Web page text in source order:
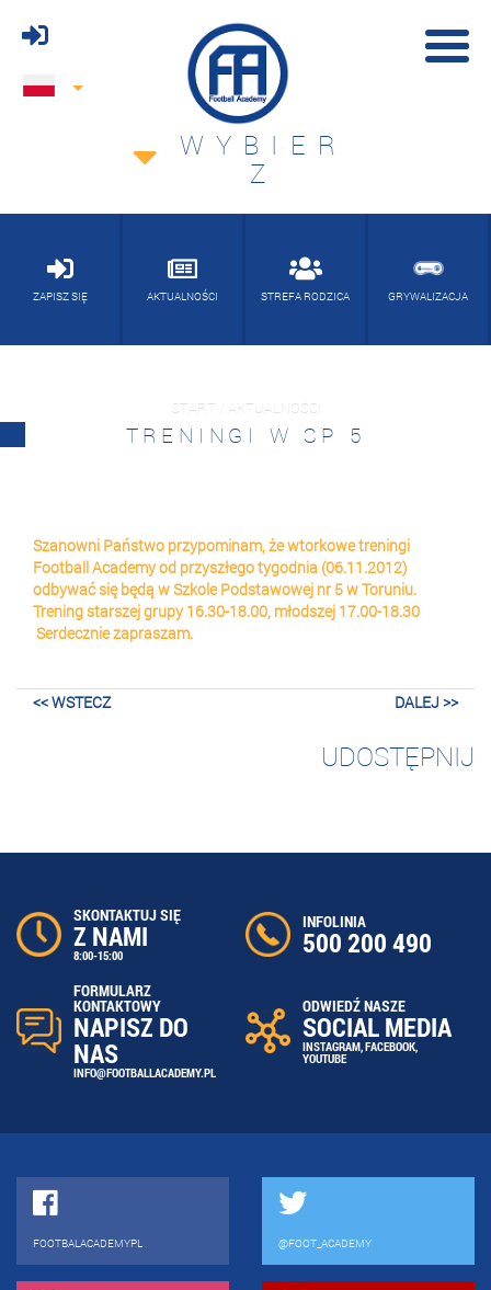
WYBIER
Z
ZAPISZ SIĘ AKTUALNOŚCI STREFA RODZICA GRYWALIZACJA
START / AKTUALNOŚCI
TRENINGI W SP 5
Szanowni Państwo przypominam, że wtorkowe treningi
Football Academy od przyszłego tygodnia (06.11.2012)
odbywać się będą w Szkole Podstawowej nr 5 w Toruniu.
Trening starszej grupy 16.30-18.00, młodszej 17.00-18.30
Serdecznie zapraszam.
<< WSTECZ DALEJ >>
UDOSTĘPNIJ
SKONTAKTUJ SIĘ
Z NAMI
8:00-15:00
INFOLINIA
500 200 490
FORMULARZ
KONTAKTOWY
NAPISZ DO
NAS
INFO@FOOTBALLACADEMY.PL
ODWIEDŹ NASZE
SOCIAL MEDIA
INSTAGRAM,FACEBOOK,
YOUTUBE
FOOTBALACADEMYPL @FOOT_ACADEMY